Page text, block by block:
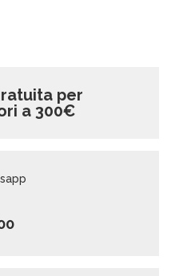
per
a 300€